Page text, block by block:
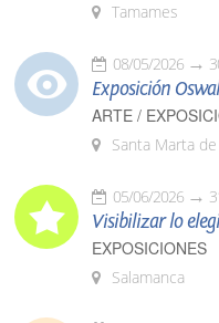
Tamames
08/05/2026
Exposición
ARTE /
Santa Marta
05/06/2026
Visibilizar lo
EXPOSICIONES
Salamanca